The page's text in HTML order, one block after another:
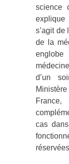
science
explique
s’agit de
de la
d’un
cas